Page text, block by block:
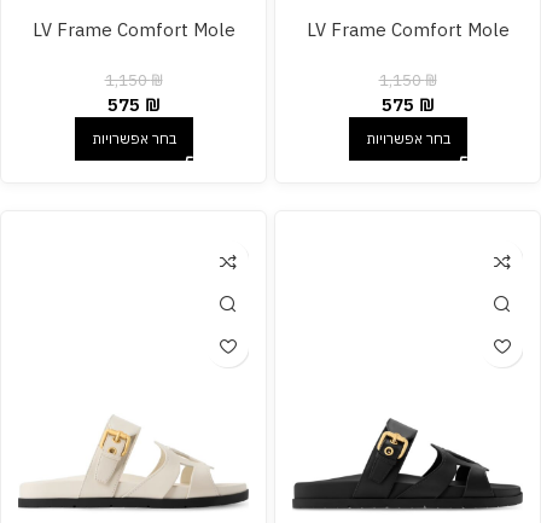
LV Frame Comfort Mole
1,150₪
575 ₪
בחר אפשרויות
LV Frame Comfort Mole
1,150₪
575 ₪
בחר אפשרויות